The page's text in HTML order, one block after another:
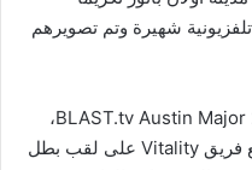
شهيرة وتم تصويرهم
خلال النهائيات الكبرى لبطولة BLAST.tv Austin Major 2025،
حيث تنافس فريق The MongolZ مع فريق Vitality على لقب بطل